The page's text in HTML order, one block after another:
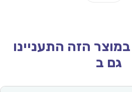
הזה התעניינו
גם ב